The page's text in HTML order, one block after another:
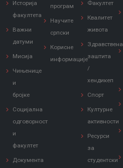
Историја
факултета
Важни
датуми
Мисија
Чињенице
и
бројке
Социјална
одговорност
и
факултет
Документа
програм
Научите
српски
Корисне
информације
Факултет
Квалитет
живота
Здравствена
заштита
/
хендикеп
Спорт
Културне
активности
Ресурси
за
студентски